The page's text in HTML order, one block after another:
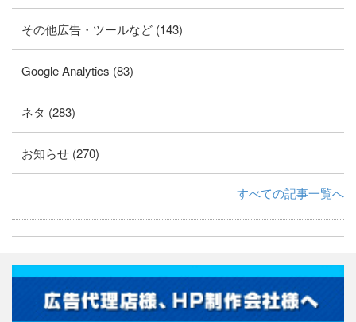
その他広告・ツールなど (143)
Google Analytics (83)
ネタ (283)
お知らせ (270)
すべての記事一覧へ